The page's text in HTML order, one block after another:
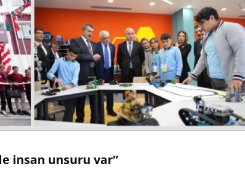
insan unsuru var”